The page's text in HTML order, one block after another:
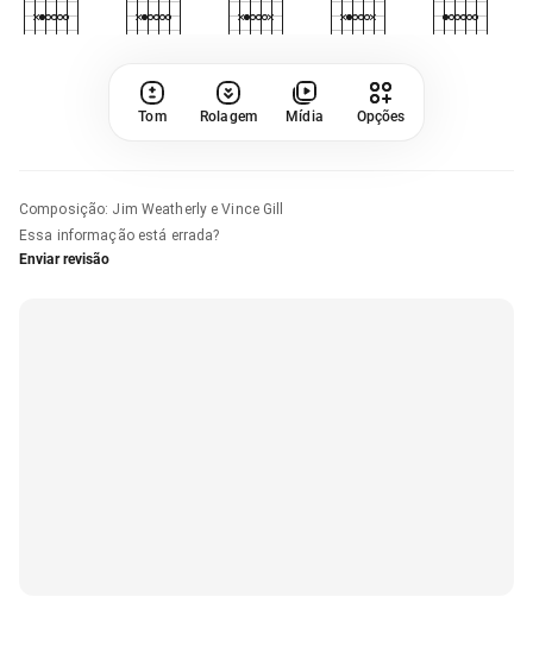
Tom Rolagem Mídia Opções
Composição: Jim Weatherly e Vince Gill
Essa informação está errada?
Enviar revisão